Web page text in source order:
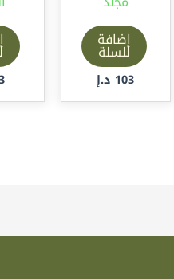
إضافة
للسلة
103 د.إ